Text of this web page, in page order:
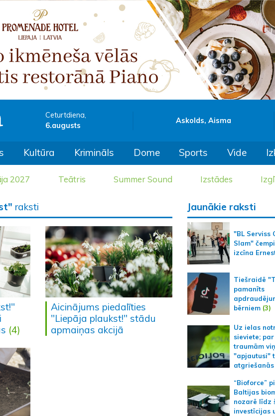
Ceturtdiena,
6.augusts
Askolds, Aisma
Kultūra Krimināls Dome Sports Vide
2027 Teātris Summer Sound Izstādes
raksti
(4)
Aicinājums piedalīties
"Liepāja plaukst!" stādu
apmaiņas akcijā
Jaunākie raksti
"BL Serviss
Slam"
izcīna
Tiešraidē
pamanīts
bērniem (3)
Uz ielas
sieviete;
traumām
"apjautusi"
“Bioforce”
Baltijas
nozarē līdz
investīcijas